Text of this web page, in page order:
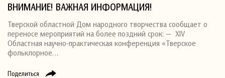
Поделиться
ВНИМАНИЕ! ВАЖНАЯ ИНФОРМАЦИЯ!
Тверской областной Дом народного творчества сообщает о
переносе мероприятий на более поздний срок: — XIV
Областная научно-практическая конференция «Тверское
фольклорное…